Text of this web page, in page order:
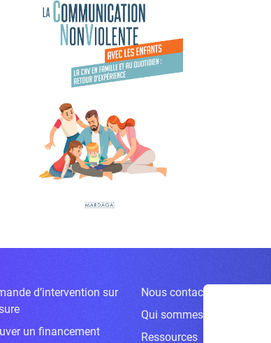
d’intervention sur
un financement
Nous contacter
Qui sommes-nous ?
Ressources